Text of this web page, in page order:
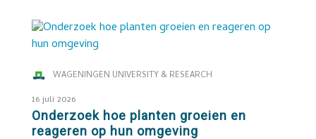
WAGENINGEN UNIVERSITY & RESEARCH
16 juli 2026
Onderzoek hoe planten groeien en
reageren op hun omgeving